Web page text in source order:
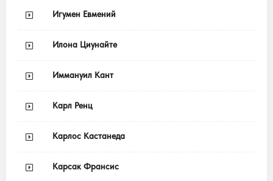
Игумен Евмений
Илона Циунайте
Иммануил Кант
Карл Ренц
Карлос Кастанеда
Карсак Франсис